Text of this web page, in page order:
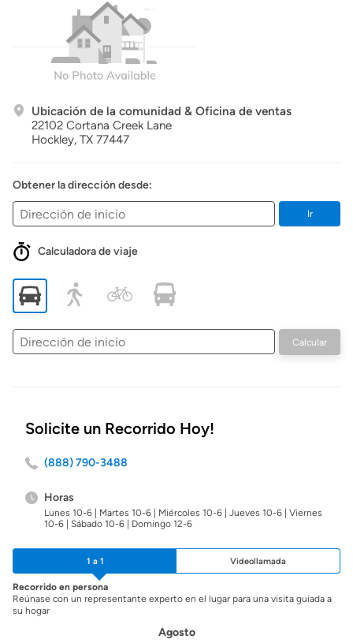
Ubicación de la comunidad & Oficina de ventas
22102 Cortana Creek Lane
Hockley, TX 77447
Obtener la dirección desde:
Ir
Calculadora de viaje
Dirección
de
Calcular
Solicite un Recorrido Hoy!
(888) 790-3488
Horas
Lunes 10-6 | Martes 10-6 | Miércoles 10-6 | Jueves 10-6 | Viernes
10-6 | Sábado 10-6 | Domingo 12-6
1 a 1 Videollamada
Recorrido en persona
Reúnase con un representante experto en el lugar para una visita guiada a
su hogar
Agosto